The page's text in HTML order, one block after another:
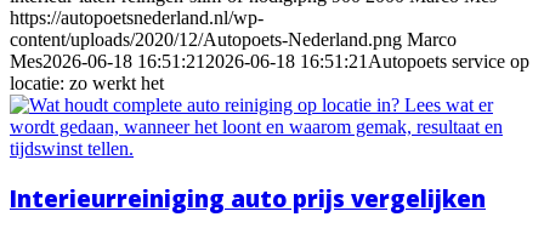
https://autopoetsnederland.nl/wp-
content/uploads/2020/12/Autopoets-Nederland.png Marco
Mes2026-06-18 16:51:21 2026-06-18 16:51:21 Autopoets service op
locatie: zo werkt het
Interieurreiniging auto prijs vergelijken